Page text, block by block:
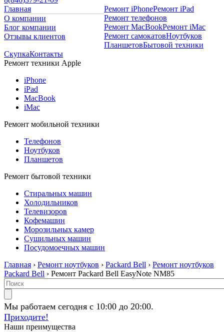
Главная
О компании
Блог компании
Отзывы клиентов
Ремонт iPhoneРемонт iPad
Ремонт телефонов
Ремонт MacBookРемонт iMac
Ремонт самокатовНоутбуков
ПланшетовБытовой техники
СкупкаКонтакты
Ремонт техники Apple
iPhone
iPad
MacBook
iMac
Ремонт мобильной техники
Телефонов
Ноутбуков
Планшетов
Ремонт бытовой техники
Стиральных машин
Холодильников
Телевизоров
Кофемашин
Морозильных камер
Сушильных машин
Посудомоечных машин
Главная › Ремонт ноутбуков › Packard Bell › Ремонт ноутбуков
Packard Bell › Ремонт Packard Bell EasyNote NM85
Мы работаем сегодня с 10:00 до 20:00.
Приходите!
Наши преимущества